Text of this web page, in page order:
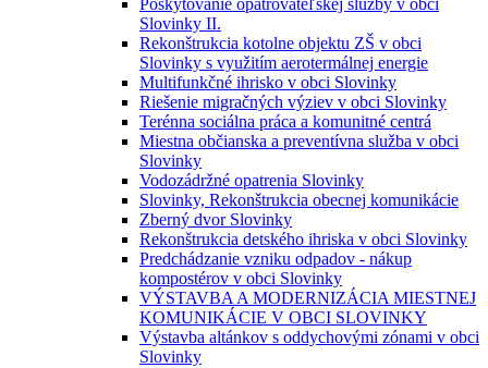
Poskytovanie opatrovateľskej služby v obci
Slovinky II.
Rekonštrukcia kotolne objektu ZŠ v obci
Slovinky s využitím aerotermálnej energie
Multifunkčné ihrisko v obci Slovinky
Riešenie migračných výziev v obci Slovinky
Terénna sociálna práca a komunitné centrá
Miestna občianska a preventívna služba v obci
Slovinky
Vodozádržné opatrenia Slovinky
Slovinky, Rekonštrukcia obecnej komunikácie
Zberný dvor Slovinky
Rekonštrukcia detského ihriska v obci Slovinky
Predchádzanie vzniku odpadov - nákup
kompostérov v obci Slovinky
VÝSTAVBA A MODERNIZÁCIA MIESTNEJ
KOMUNIKÁCIE V OBCI SLOVINKY
Výstavba altánkov s oddychovými zónami v obci
Slovinky